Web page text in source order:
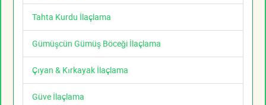
Tahta Kurdu İlaçlama
Gümüşcün Gümüş Böceği İlaçlama
Çıyan & Kırkayak İlaçlama
Güve İlaçlama